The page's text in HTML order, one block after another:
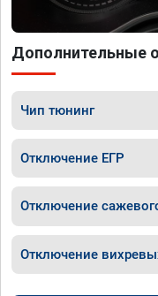
Дополнительные
Чип тюнинг
Отключение ЕГР
Отключение
Отключение